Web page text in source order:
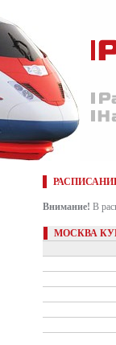
Внимание! В
МОСКВА